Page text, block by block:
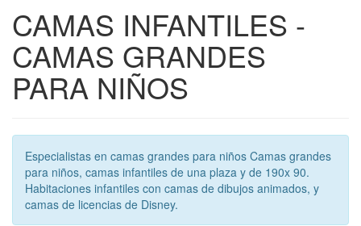
CAMAS INFANTILES -
CAMAS GRANDES
PARA NIÑOS
Especialistas en camas grandes para niños Camas grandes
para niños, camas infantiles de una plaza y de 190x 90.
Habitaciones infantiles con camas de dibujos animados, y
camas de licencias de Disney.